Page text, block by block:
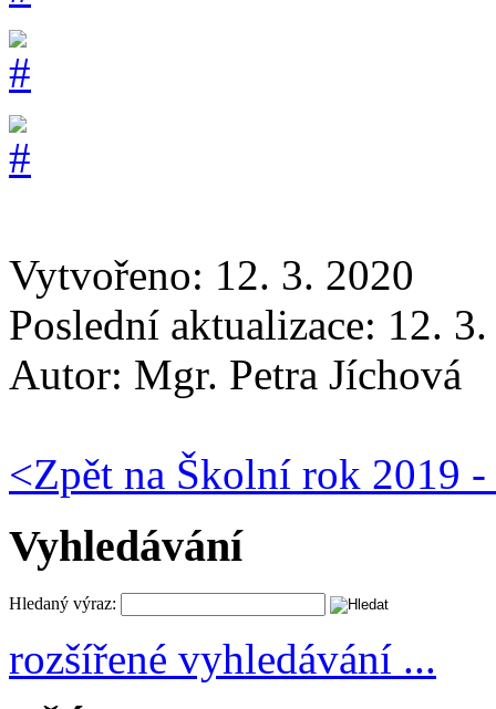
Vytvořeno: 12. 3. 2020
Poslední aktualizace: 12.
Autor: Mgr. Petra Jíchová
<Zpět na Školní rok 2019 -
Vyhledávání
Hledaný výraz:
rozšířené vyhledávání ...